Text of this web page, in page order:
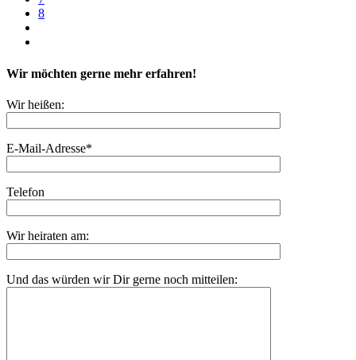
8
Wir möchten gerne mehr erfahren!
Wir heißen:
E-Mail-Adresse*
Telefon
Wir heiraten am:
Und das würden wir Dir gerne noch mitteilen: